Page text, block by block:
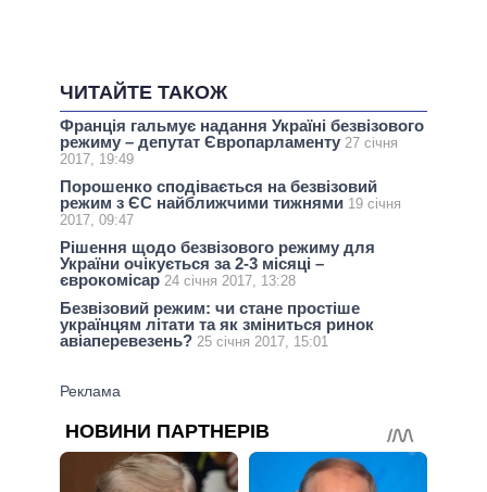
ЧИТАЙТЕ ТАКОЖ
Франція гальмує надання Україні безвізового
режиму – депутат Європарламенту 27 січня
2017, 19:49
Порошенко сподівається на безвізовий
режим з ЄС найближчими тижнями 19 січня
2017, 09:47
Рішення щодо безвізового режиму для
України очікується за 2-3 місяці –
єврокомісар 24 січня 2017, 13:28
Безвізовий режим: чи стане простіше
українцям літати та як зміниться ринок
авіаперевезень? 25 січня 2017, 15:01